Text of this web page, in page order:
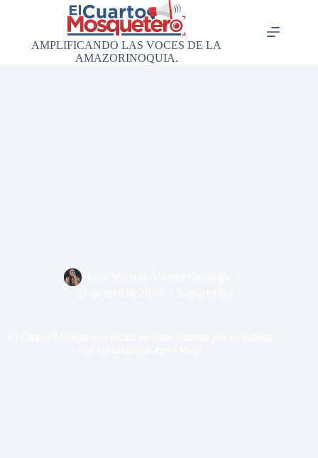
AMPLIFICANDO LAS VOCES DE LA
AMAZORINOQUIA.